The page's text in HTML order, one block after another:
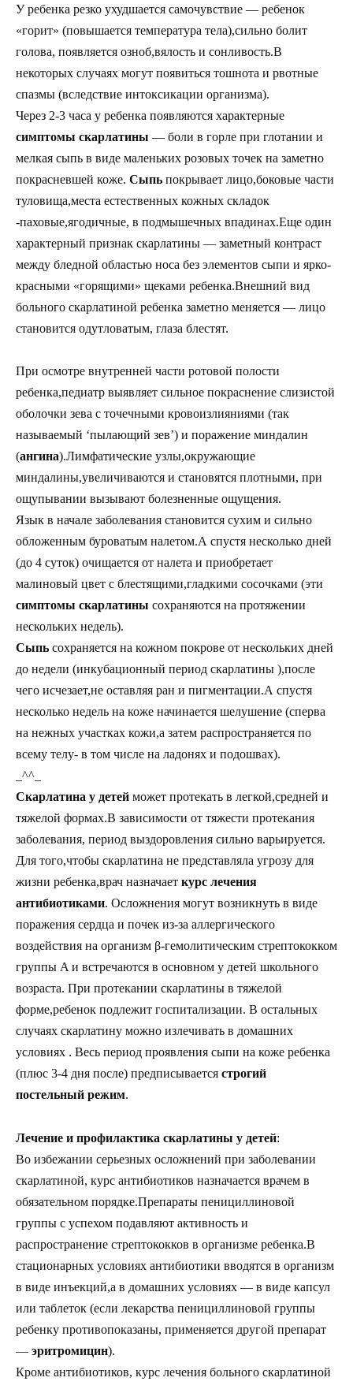
У ребенка резко ухудшается самочувствие — ребенок
«горит» (повышается температура тела),сильно болит
голова, появляется озноб,вялость и сонливость.В
некоторых случаях могут появиться тошнота и рвотные
спазмы (вследствие интоксикации организма).
Через 2-3 часа у ребенка появляются характерные
симптомы скарлатины — боли в горле при глотании и
мелкая сыпь в виде маленьких розовых точек на заметно
покрасневшей коже. Сыпь покрывает лицо,боковые части
туловища,места естественных кожных складок
-паховые,ягодичные, в подмышечных впадинах.Еще один
характерный признак скарлатины — заметный контраст
между бледной областью носа без элементов сыпи и ярко-
красными «горящими» щеками ребенка.Внешний вид
больного скарлатиной ребенка заметно меняется — лицо
становится одутловатым, глаза блестят.
При осмотре внутренней части ротовой полости
ребенка,педиатр выявляет сильное покраснение слизистой
оболочки зева с точечными кровоизлияниями (так
называемый ‘пылающий зев’) и поражение миндалин
(ангина).Лимфатические узлы,окружающие
миндалины,увеличиваются и становятся плотными, при
ощупывании вызывают болезненные ощущения.
Язык в начале заболевания становится сухим и сильно
обложенным буроватым налетом.А спустя несколько дней
(до 4 суток) очищается от налета и приобретает
малиновый цвет с блестящими,гладкими сосочками (эти
симптомы скарлатины сохраняются на протяжении
нескольких недель).
Сыпь сохраняется на кожном покрове от нескольких дней
до недели (инкубационный период скарлатины ),после
чего исчезает,не оставляя ран и пигментации.А спустя
несколько недель на коже начинается шелушение (сперва
на нежных участках кожи,а затем распространяется по
всему телу- в том числе на ладонях и подошвах).
_^^_
Скарлатина у детей может протекать в легкой,средней и
тяжелой формах.В зависимости от тяжести протекания
заболевания, период выздоровления сильно варьируется.
Для того,чтобы скарлатина не представляла угрозу для
жизни ребенка,врач назначает курс лечения
антибиотиками. Осложнения могут возникнуть в виде
поражения сердца и почек из-за аллергического
воздействия на организм β-гемолитическим стрептококком
группы A и встречаются в основном у детей школьного
возраста. При протекании скарлатины в тяжелой
форме,ребенок подлежит госпитализации. В остальных
случаях скарлатину можно излечивать в домашних
условиях . Весь период проявления сыпи на коже ребенка
(плюс 3-4 дня после) предписывается строгий
постельный режим.
Лечение и профилактика скарлатины у детей:
Во избежании серьезных осложнений при заболевании
скарлатиной, курс антибиотиков назначается врачем в
обязательном порядке.Препараты пенициллиновой
группы с успехом подавляют активность и
распространение стрептококков в организме ребенка.В
стационарных условиях антибиотики вводятся в организм
в виде инъекций,а в домашних условиях — в виде капсул
или таблеток (если лекарства пенициллиновой группы
ребенку противопоказаны, применяется другой препарат
— эритромицин).
Кроме антибиотиков, курс лечения больного скарлатиной